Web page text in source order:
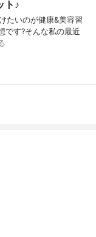
ト♪
たいのが健康&美容習
です?そんな私の最近